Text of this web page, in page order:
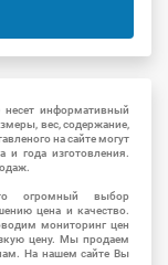
несет информативный
вес, содержание,
на сайте могут
и года изготовления.
огромный выбор
цена и качество.
мониторинг цен
цену. Мы продаем
На нашем сайте Вы